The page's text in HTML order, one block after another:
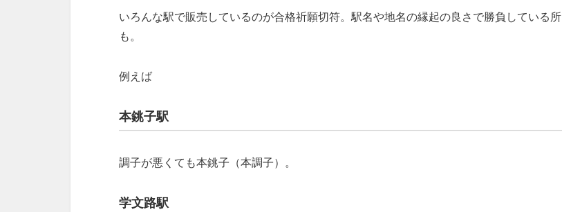
いろんな駅で販売しているのが合格祈願切符。駅名や地名の縁起の良さで勝負している所
も。
例えば
本銚子駅
調子が悪くても本銚子（本調子）。
学文路駅